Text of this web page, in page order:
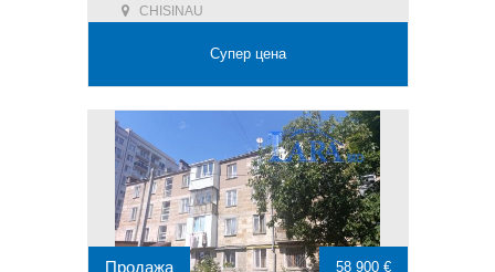
CHISINAU
Супер цена
Продажа 58 900 €